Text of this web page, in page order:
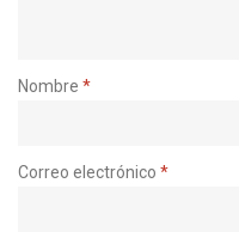
Nombre *
Correo electrónico *